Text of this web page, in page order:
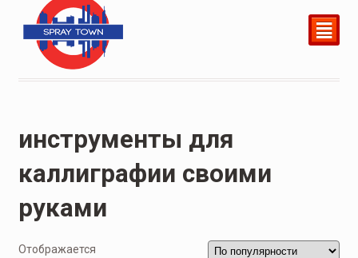
²
инструменты для
каллиграфии своими
руками
Отображается